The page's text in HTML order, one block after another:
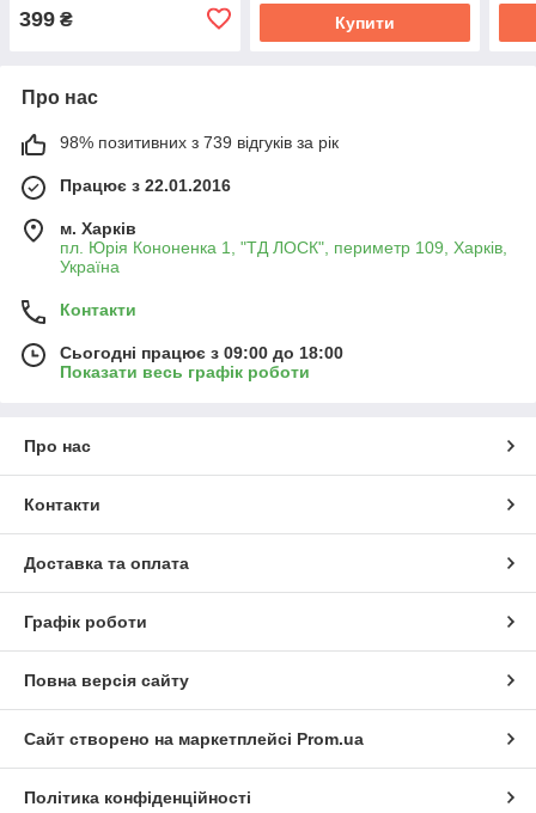
399 ₴ Купити
Про нас
98% позитивних з 739 відгуків за рік
Працює з 22.01.2016
м. Харків
пл. Юрія Кононенка 1, "ТД ЛОСК", периметр 109, Харків,
Україна
Контакти
Сьогодні працює з 09:00 до 18:00
Показати весь графік роботи
Про нас
Контакти
Доставка та оплата
Графік роботи
Повна версія сайту
Сайт створено на маркетплейсі Prom.ua
Політика конфіденційності